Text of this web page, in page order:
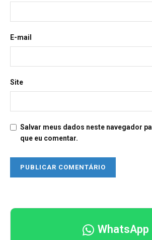
E-mail
Site
Salvar meus dados neste navegador
que eu comentar.
WhatsApp